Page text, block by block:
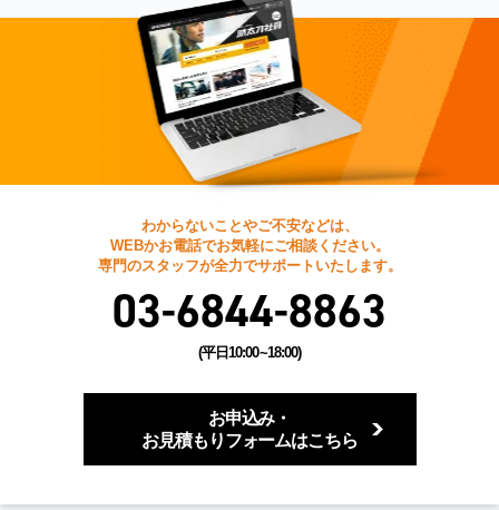
わからないことやご不安などは、
WEBかお電話でお気軽にご相談ください。
専門のスタッフが全力でサポートいたします。
03-6844-8863
(平日10:00~18:00)
お申込み・
お見積もりフォームはこちら